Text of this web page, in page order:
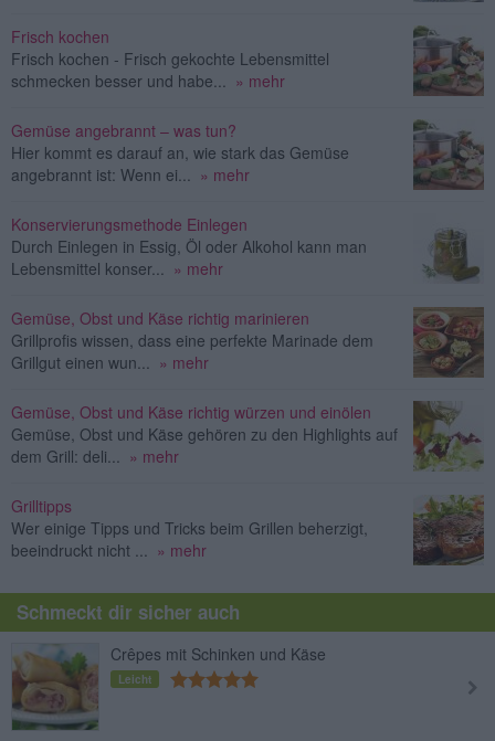
Frisch kochen
Frisch kochen - Frisch gekochte Lebensmittel
schmecken besser und habe... » mehr
Gemüse angebrannt – was tun?
Hier kommt es darauf an, wie stark das Gemüse
angebrannt ist: Wenn ei... » mehr
Konservierungsmethode Einlegen
Durch Einlegen in Essig, Öl oder Alkohol kann man
Lebensmittel konser... » mehr
Gemüse, Obst und Käse richtig marinieren
Grillprofis wissen, dass eine perfekte Marinade dem
Grillgut einen wun... » mehr
Gemüse, Obst und Käse richtig würzen und einölen
Gemüse, Obst und Käse gehören zu den Highlights auf
dem Grill: deli... » mehr
Grilltipps
Wer einige Tipps und Tricks beim Grillen beherzigt,
beeindruckt nicht ... » mehr
Schmeckt dir sicher auch
Crêpes mit Schinken und Käse
Leicht